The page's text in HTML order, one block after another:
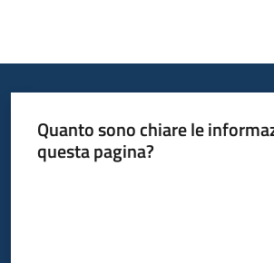
Quanto sono chiare le
questa pagina?